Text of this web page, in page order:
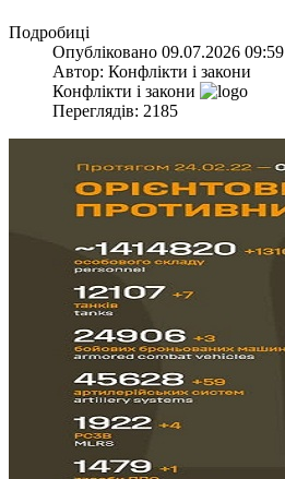
Подробиці
Опубліковано 09.07.2026 09:59
Автор: Конфлікти і закони
Конфлікти і закони
Переглядів: 2185